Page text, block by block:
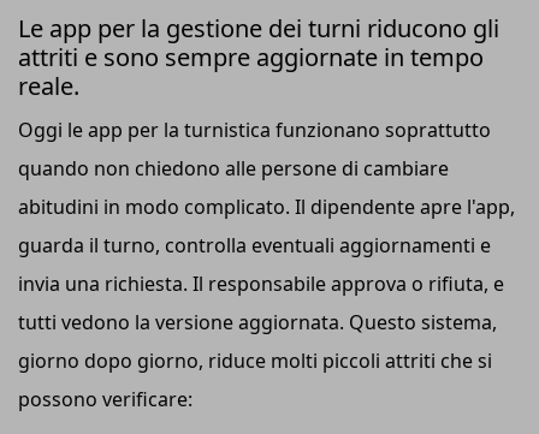
Le app per la gestione dei turni riducono gli
attriti e sono sempre aggiornate in tempo
reale.
Oggi le app per la turnistica funzionano soprattutto
quando non chiedono alle persone di cambiare
abitudini in modo complicato. Il dipendente apre l'app,
guarda il turno, controlla eventuali aggiornamenti e
invia una richiesta. Il responsabile approva o rifiuta, e
tutti vedono la versione aggiornata. Questo sistema,
giorno dopo giorno, riduce molti piccoli attriti che si
possono verificare: